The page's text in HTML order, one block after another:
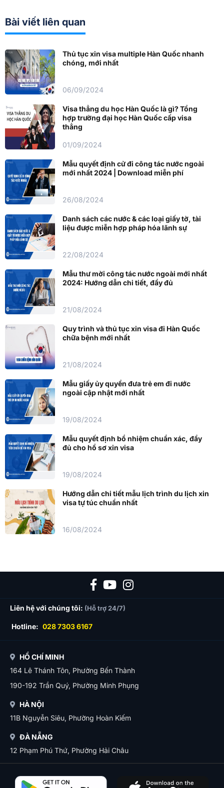
Bài viết liên quan
Thủ tục xin visa multiple Hàn Quốc nhanh
chóng, mới nhất
06/09/2024
Visa thẳng du học Hàn Quốc là gì? Tổng
hợp trường đại học Hàn Quốc cấp visa
thẳng
01/09/2024
Mẫu quyết định cử đi công tác nước ngoài
mới nhất 2024 | Download miễn phí
26/08/2024
Danh sách các nước & các loại giấy tờ, tài
liệu được miễn hợp pháp hóa lãnh sự
22/08/2024
Mẫu thư mời công tác nước ngoài mới nhất
2024: Hướng dẫn chi tiết, đầy đủ
21/08/2024
Quy trình và thủ tục xin visa đi Hàn Quốc
chữa bệnh mới nhất
21/08/2024
Mẫu giấy ủy quyền đưa trẻ em đi nước
ngoài cập nhật mới nhất
19/08/2024
Mẫu quyết định bổ nhiệm chuẩn xác, đầy
đủ cho hồ sơ xin visa
19/08/2024
Hướng dẫn chi tiết mẫu lịch trình du lịch xin
visa tự túc chuẩn nhất
16/08/2024
Liên hệ với chúng tôi: (Hỗ trợ 24/7)
Hotline: 028 7303 6167
HỒ CHÍ MINH
164 Lê Thánh Tôn, Phường Bến Thành
190-192 Trần Quý, Phường Minh Phụng
HÀ NỘI
11B Nguyễn Siêu, Phường Hoàn Kiếm
ĐÀ NẴNG
12 Phạm Phú Thứ, Phường Hải Châu